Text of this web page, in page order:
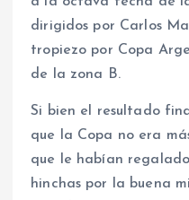
dirigidos por Carlos
tropiezo por Copa
de la zona B.
Si bien el resultado
que la Copa no era
que le habían
hinchas por la buena